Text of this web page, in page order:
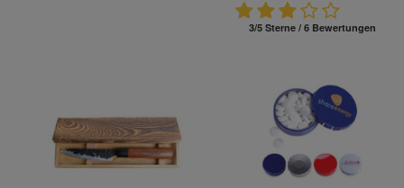
3/5 Sterne / 6 Bewertungen